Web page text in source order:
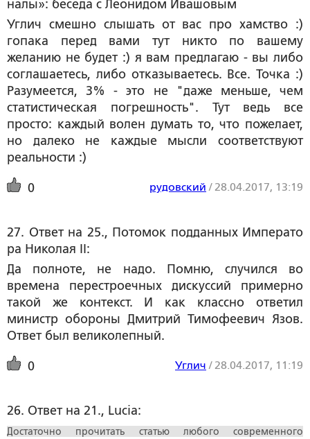
налы»: беседа с Леонидом Ивашовым
Углич смешно слышать от вас про хамство :)
гопака перед вами тут никто по вашему
желанию не будет :) я вам предлагаю - вы либо
соглашаетесь, либо отказываетесь. Все. Точка :)
Разумеется, 3% - это не "даже меньше, чем
статистическая погрешность". Тут ведь все
просто: каждый волен думать то, что пожелает,
но далеко не каждые мысли соответствуют
реальности :)
0 рудовский / 28.04.2017, 13:19
27. Ответ на 25., Потомок подданных Императо
ра Николая II:
Да полноте, не надо. Помню, случился во
времена перестроечных дискуссий примерно
такой же контекст. И как классно ответил
министр обороны Дмитрий Тимофеевич Язов.
Ответ был великолепный.
0 Углич / 28.04.2017, 11:19
26. Ответ на 21., Lucia:
Достаточно прочитать статью любого современного